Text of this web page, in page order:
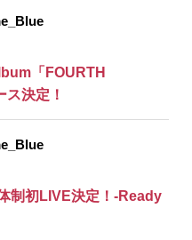
「FOURTH
ス決定！
制初LIVE決定！-Ready